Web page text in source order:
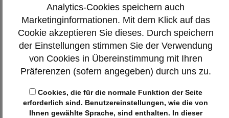
E-Mail:angela@agikunst.com
© 2020 by Angela Giesselmann, Darmstadt /Impressum /
Datenschutz/Login
Analytics-Cookies speichern auch
Marketinginformationen. Mit dem Klick auf das
Cookie akzeptieren Sie dieses. Durch speichern
der Einstellungen stimmen Sie der Verwendung
von Cookies in Übereinstimmung mit Ihren
Präferenzen (sofern angegeben) durch uns zu.
Cookies, die für die normale Funktion der Seite
erforderlich sind. Benutzereinstellungen, wie die von
Ihnen gewählte Sprache, sind enthalten. In dieser